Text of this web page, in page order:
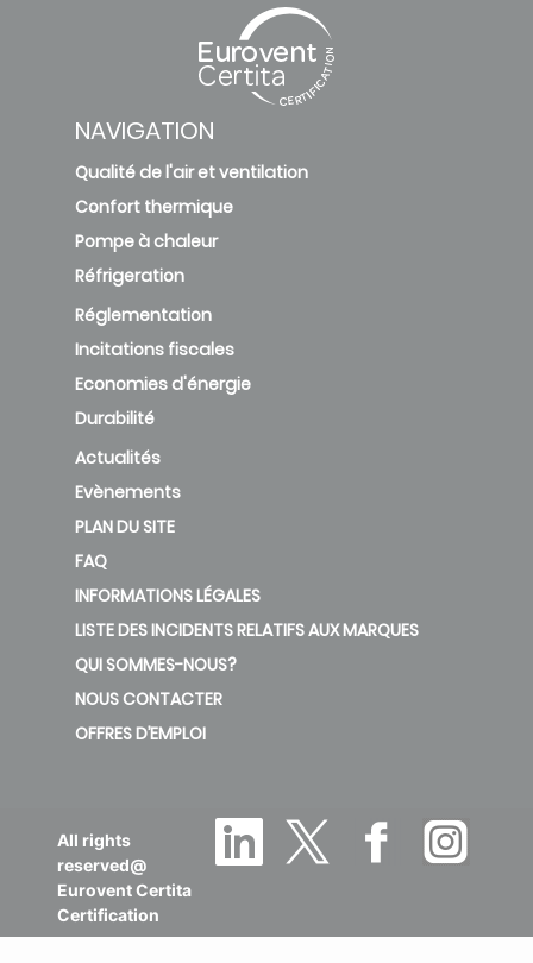
NAVIGATION
Qualité de l'air et ventilation
Confort thermique
Pompe à chaleur
Réfrigeration
Réglementation
Incitations fiscales
Economies d'énergie
Durabilité
Actualités
Evènements
PLAN DU SITE
FAQ
INFORMATIONS LÉGALES
LISTE DES INCIDENTS RELATIFS AUX MARQUES
QUI SOMMES-NOUS?
NOUS CONTACTER
OFFRES D’EMPLOI
All rights
reserved@
Eurovent Certita
Certification